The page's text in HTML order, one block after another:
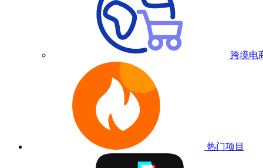
跨境电
热门项目